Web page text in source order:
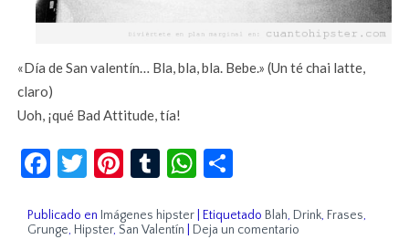
«Día de San valentín… Bla, bla, bla. Bebe.» (Un té chai latte,
claro)
Uoh, ¡qué Bad Attitude, tía!
Facebook
Twitter
Pinterest
TumblrWhatsApp
Publicado en Imágenes hipster |Etiquetado Blah, Drink, Frases,
Grunge, Hipster, San Valentín Deja un comentario